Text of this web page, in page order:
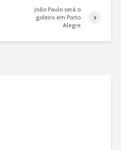
João Paulo será o
goleiro em Porto
Alegre